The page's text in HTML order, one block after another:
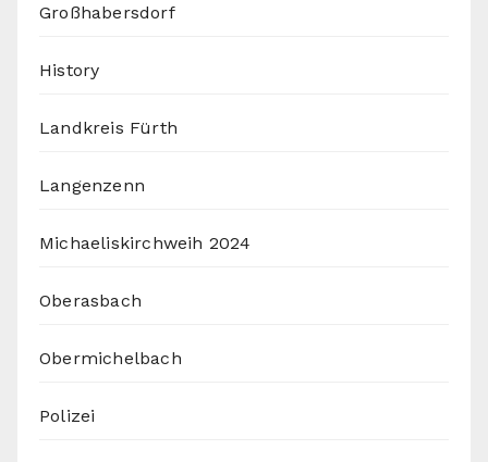
Großhabersdorf
History
Landkreis Fürth
Langenzenn
Michaeliskirchweih 2024
Oberasbach
Obermichelbach
Polizei